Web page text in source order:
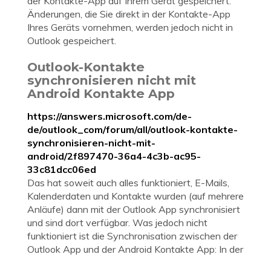
Änderungen, die Sie direkt in der Kontakte-App
Ihres Geräts vornehmen, werden jedoch nicht in
Outlook gespeichert.
Outlook-Kontakte
synchronisieren nicht mit
Android Kontakte App
https://answers.microsoft.com/de-
de/outlook_com/forum/all/outlook-kontakte-
synchronisieren-nicht-mit-
android/2f897470-36a4-4c3b-ac95-
33c81dcc06ed
Das hat soweit auch alles funktioniert, E-Mails,
Kalenderdaten und Kontakte wurden (auf mehrere
Anläufe) dann mit der Outlook App synchronisiert
und sind dort verfügbar. Was jedoch nicht
funktioniert ist die Synchronisation zwischen der
Outlook App und der Android Kontakte App: In der